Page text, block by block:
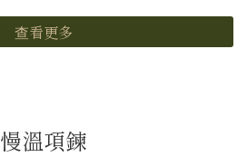
查看更多
慢溫項鍊